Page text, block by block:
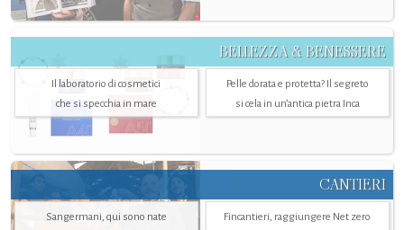
BELLEZZA & BENESSERE
Il laboratorio di cosmetici
che si specchia in mare
Pelle dorata e protetta? Il segreto
si cela in un’antica pietra Inca
CANTIERI
Sangermani, qui sono nate
Fincantieri, raggiungere Net zero